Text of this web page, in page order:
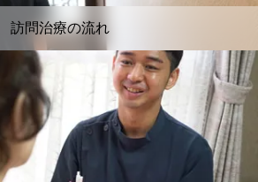
訪問治療の流れ